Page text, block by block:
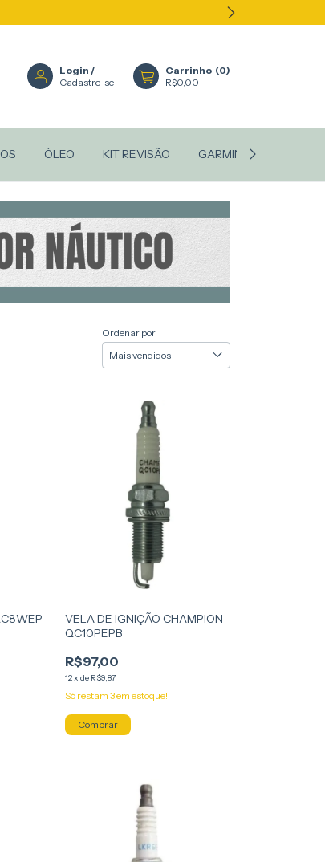
Login /
Cadastre-se
Carrinho (0)
R$0,00
ÓLEO KIT REVISÃO GARMIN
Ordenar por
VELA DE IGNIÇÃO CHAMPION
QC10PEPB
R$97,00
12x de R$9,87
Só restam 3em estoque!